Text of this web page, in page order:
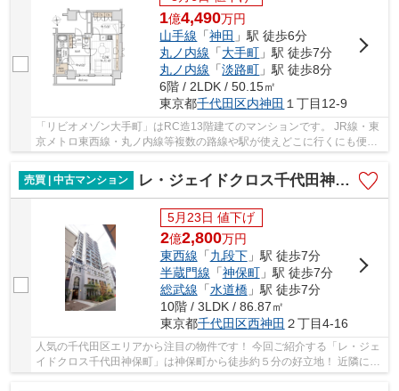
1億4,490万円
山手線 「神田 」駅 徒歩6分
丸ノ内線 「大手町 」駅 徒歩7分
丸ノ内線 「淡路町 」駅 徒歩8分
6階 / 2LDK / 50.15㎡
東京都千代田区内神田 １丁目12-9
「リビオメゾン大手町」はRC造13階建てのマンションです。 JR線・東
京メトロ東西線・丸ノ内線等複数の路線や駅が使えどこに行くにも便利
な立地です。 コンビニやスーパー、商店街など...
売買 | 中古マンション
レ・ジェイドクロス千代田神保町
5月23日 値下げ
2億2,800万円
東西線 「九段下」駅 徒歩7分
半蔵門線 「神保町」駅 徒歩7分
総武線 「水道橋」駅 徒歩7分
10階 / 3LDK / 86.87㎡
東京都千代田区西神田 ２丁目4-16
人気の千代田区エリアから注目の物件です！ 今回ご紹介する「レ・ジェ
イドクロス千代田神保町」は神保町から徒歩約５分の好立地！ 近隣にス
ーパーやコンビニもあり大変利便性の良い場...